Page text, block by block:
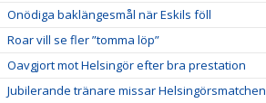
Onödiga baklängesmål när Eskils föll
Roar vill se fler ”tomma löp”
Oavgjort mot Helsingör efter bra prestation
Jubilerande tränare missar Helsingörsmatchen